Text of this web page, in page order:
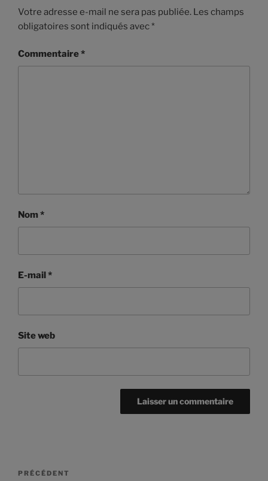
Votre adresse e-mail ne sera pas publiée. Les champs
obligatoires sont indiqués avec*
Commentaire*
Nom *
E-mail*
Site web
Navigation
Article
PRÉCÉDENT